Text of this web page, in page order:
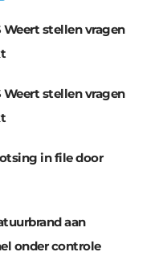
Weert stellen vragen
Weert stellen vragen
in file door
aan
onder controle